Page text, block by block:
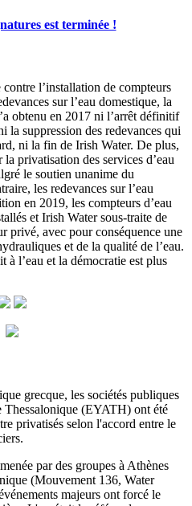
est terminée !
l’installation de compteurs
sur l’eau domestique, la
obtenu en 2017 ni l’arrêt définitif
la suppression des redevances qui
ni la fin de Irish Water. De plus,
privatisation des services d’eau
le soutien unanime du
les redevances sur l’eau
en 2019, les compteurs d’eau
et Irish Water sous-traite de
privé, avec pour conséquence une
et de la qualité de l’eau.
l’eau et la démocratie est plus
grecque, les sociétés publiques
(EYATH) ont été
privatisés selon l'accord entre le
par des groupes à Athènes
(Mouvement 136, Water
majeurs ont forcé le